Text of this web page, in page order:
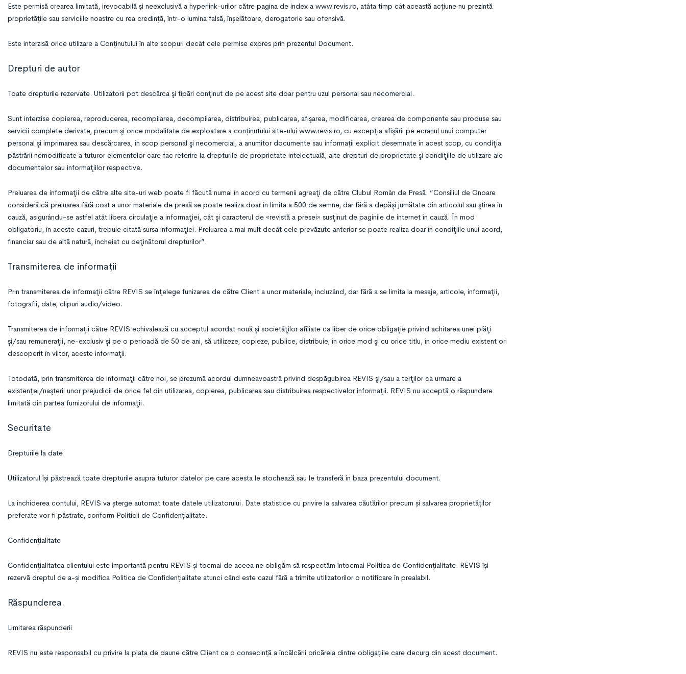
Este permisă crearea limitată, irevocabilă și neexclusivă a hyperlink-urilor către pagina de index a www.revis.ro, atâta timp cât această acțiune nu prezintă
proprietățile sau serviciile noastre cu rea credință, într-o lumina falsă, înșelătoare, derogatorie sau ofensivă.
Este interzisă orice utilizare a Conținutului în alte scopuri decât cele permise expres prin prezentul Document.
Drepturi de autor
Toate drepturile rezervate. Utilizatorii pot descărca şi tipări conţinut de pe acest site doar pentru uzul personal sau necomercial.
Sunt interzise copierea, reproducerea, recompilarea, decompilarea, distribuirea, publicarea, afişarea, modificarea, crearea de componente sau produse sau
servicii complete derivate, precum şi orice modalitate de exploatare a conținutului site-ului www.revis.ro, cu excepţia afişării pe ecranul unui computer
personal şi imprimarea sau descărcarea, în scop personal şi necomercial, a anumitor documente sau informații explicit desemnate în acest scop, cu condiţia
păstrării nemodificate a tuturor elementelor care fac referire la drepturile de proprietate intelectuală, alte drepturi de proprietate şi condiţiile de utilizare ale
documentelor sau informaţiilor respective.
Preluarea de informaţii de către alte site-uri web poate fi făcută numai în acord cu termenii agreaţi de către Clubul Român de Presă: “Consiliul de Onoare
consideră că preluarea fără cost a unor materiale de presă se poate realiza doar în limita a 500 de semne, dar fără a depăşi jumătate din articolul sau ştirea în
cauză, asigurându-se astfel atât libera circulaţie a informaţiei, cât şi caracterul de «revistă a presei» susţinut de paginile de internet în cauză. În mod
obligatoriu, în aceste cazuri, trebuie citată sursa informaţiei. Preluarea a mai mult decât cele prevăzute anterior se poate realiza doar în condiţiile unui acord,
financiar sau de altă natură, încheiat cu deţinătorul drepturilor”.
Transmiterea de informații
Prin transmiterea de informaţii către REVIS se înţelege funizarea de către Client a unor materiale, incluzând, dar fără a se limita la mesaje, articole, informaţii,
fotografii, date, clipuri audio/video.
Transmiterea de informaţii către REVIS echivalează cu acceptul acordat nouă şi societăţilor afiliate ca liber de orice obligaţie privind achitarea unei plăţi
şi/sau remuneraţii, ne-exclusiv şi pe o perioadă de 50 de ani, să utilizeze, copieze, publice, distribuie, în orice mod şi cu orice titlu, în orice mediu existent ori
descoperit în viitor, aceste informaţii.
Totodată, prin transmiterea de informaţii către noi, se prezumă acordul dumneavoastră privind despăgubirea REVIS şi/sau a terţilor ca urmare a
existenţei/naşterii unor prejudicii de orice fel din utilizarea, copierea, publicarea sau distribuirea respectivelor informaţii. REVIS nu acceptă o răspundere
limitată din partea furnizorului de informaţii.
Securitate
Drepturile la date
Utilizatorul își păstrează toate drepturile asupra tuturor datelor pe care acesta le stochează sau le transferă în baza prezentului document.
La închiderea contului, REVIS va șterge automat toate datele utilizatorului. Date statistice cu privire la salvarea căutărilor precum și salvarea proprietăților
preferate vor fi păstrate, conform Politicii de Confidențialitate.
Confidențialitate
Confidențialitatea clientului este importantă pentru REVIS și tocmai de aceea ne obligăm să respectăm întocmai Politica de Confidențialitate. REVIS își
rezervă dreptul de a-și modifica Politica de Confidențialitate atunci când este cazul fără a trimite utilizatorilor o notificare în prealabil.
Răspunderea.
Limitarea răspunderii
REVIS nu este responsabil cu privire la plata de daune către Client ca o consecință a încălcării oricăreia dintre obligațiile care decurg din acest document.